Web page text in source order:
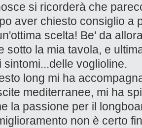
si ricorderà che
aver chiesto consiglio a
scelta! Be' da
sotto la mia tavola, e
sintomi...delle voglioline.
long mi ha
mediterranee, mi ha
la passione per il
non è certo